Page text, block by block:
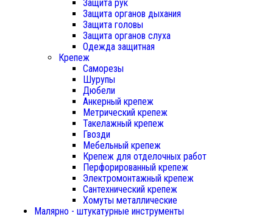
Защита рук
Защита органов дыхания
Защита головы
Защита органов слуха
Одежда защитная
Крепеж
Саморезы
Шурупы
Дюбели
Анкерный крепеж
Метрический крепеж
Такелажный крепеж
Гвозди
Мебельный крепеж
Крепеж для отделочных работ
Перфорированный крепеж
Электромонтажный крепеж
Сантехнический крепеж
Хомуты металлические
Малярно - штукатурные инструменты